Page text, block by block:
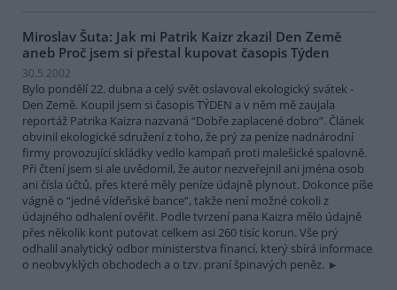
Miroslav Šuta: Jak mi Patrik Kaizr zkazil Den Země
aneb Proč jsem si přestal kupovat časopis Týden
30.5.2002
Bylo pondělí 22. dubna a celý svět oslavoval ekologický svátek -
Den Země. Koupil jsem si časopis TÝDEN a v něm mě zaujala
reportáž Patrika Kaizra nazvaná “Dobře zaplacené dobro”. Článek
obvinil ekologické sdružení z toho, že prý za peníze nadnárodní
firmy provozující skládky vedlo kampaň proti malešické spalovně.
Při čtení jsem si ale uvědomil, že autor nezveřejnil ani jména osob
ani čísla účtů, přes které měly peníze údajně plynout. Dokonce píše
vágně o “jedné vídeňské bance”, takže není možné cokoli z
údajného odhalení ověřit. Podle tvrzení pana Kaizra mělo údajně
přes několik kont putovat celkem asi 260 tisíc korun. Vše prý
odhalil analytický odbor ministerstva financí, který sbírá informace
o neobvyklých obchodech a o tzv. praní špinavých peněz.